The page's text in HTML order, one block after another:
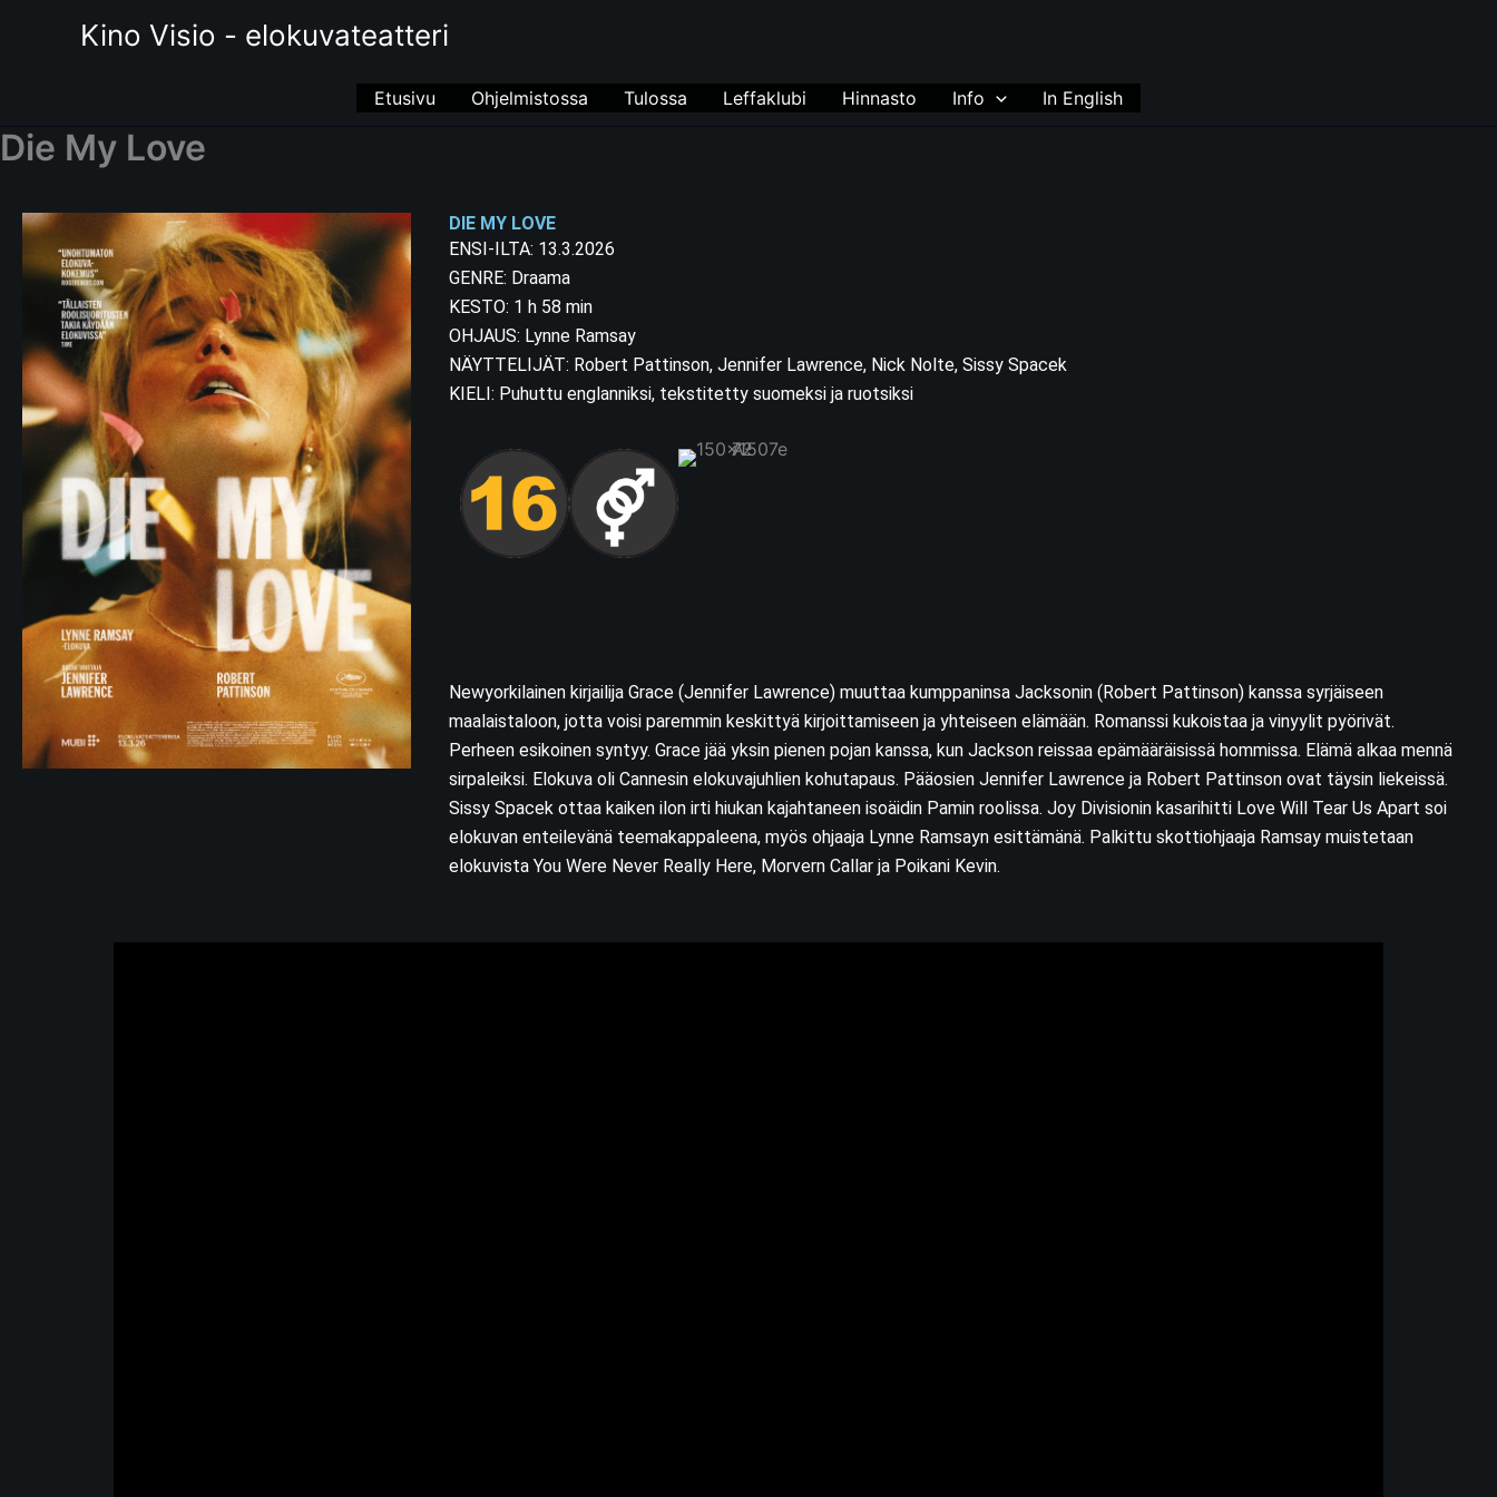
Kino Visio - elokuvateatteri
Etusivu Ohjelmistossa Tulossa Leffaklubi Hinnasto Info In English
Die My Love
DIE MY LOVE
ENSI-ILTA: 13.3.2026
GENRE: Draama
KESTO: 1 h 58 min
OHJAUS: Lynne Ramsay
NÄYTTELIJÄT: Robert Pattinson, Jennifer Lawrence, Nick Nolte, Sissy Spacek
KIELI: Puhuttu englanniksi, tekstitetty suomeksi ja ruotsiksi
Newyorkilainen kirjailija Grace (Jennifer Lawrence) muuttaa kumppaninsa Jacksonin (Robert Pattinson) kanssa syrjäiseen
maalaistaloon, jotta voisi paremmin keskittyä kirjoittamiseen ja yhteiseen elämään. Romanssi kukoistaa ja vinyylit pyörivät.
Perheen esikoinen syntyy. Grace jää yksin pienen pojan kanssa, kun Jackson reissaa epämääräisissä hommissa. Elämä alkaa mennä
sirpaleiksi. Elokuva oli Cannesin elokuvajuhlien kohutapaus. Pääosien Jennifer Lawrence ja Robert Pattinson ovat täysin liekeissä.
Sissy Spacek ottaa kaiken ilon irti hiukan kajahtaneen isoäidin Pamin roolissa. Joy Divisionin kasarihitti Love Will Tear Us Apart soi
elokuvan enteilevänä teemakappaleena, myös ohjaaja Lynne Ramsayn esittämänä. Palkittu skottiohjaaja Ramsay muistetaan
elokuvista You Were Never Really Here, Morvern Callar ja Poikani Kevin.